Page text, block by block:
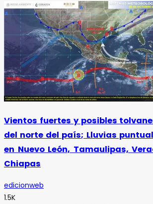
Vientos fuertes y posibles
del norte del país; Lluvias
en Nuevo León, Tamaulipas,
Chiapas
edicionweb
1.5K